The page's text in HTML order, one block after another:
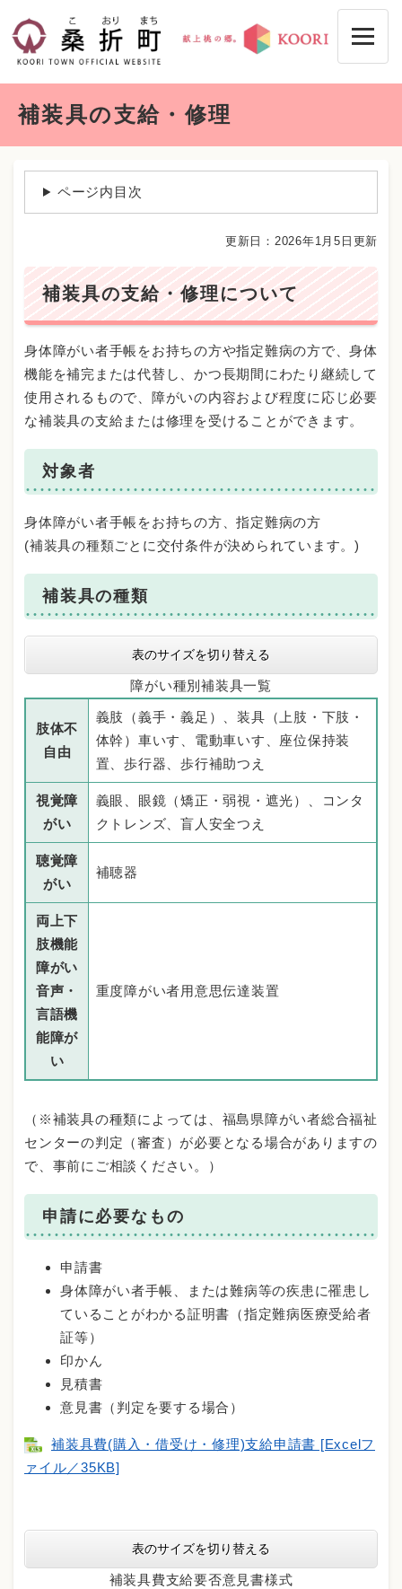
先
補装具の支給・修理
ページ内目次
更新日：2026年1月5日更新
補装具の支給・修理について
身体障がい者手帳をお持ちの方や指定難病の方で、身体
機能を補完または代替し、かつ長期間にわたり継続して
使用されるもので、障がいの内容および程度に応じ必要
な補装具の支給または修理を受けることができます。
対象者
身体障がい者手帳をお持ちの方、指定難病の方
(補装具の種類ごとに交付条件が決められています。)
補装具の種類
表のサイズを切り替える
障がい種別補装具一覧
肢体不
自由
義肢（義手・義足）、装具（上肢・下肢・
体幹）車いす、電動車いす、座位保持装
置、歩行器、歩行補助つえ
視覚障
がい
義眼、眼鏡（矯正・弱視・遮光）、コンタ
クトレンズ、盲人安全つえ
聴覚障
がい
補聴器
両上下
肢機能
障がい
音声・
言語機
能障が
い
重度障がい者用意思伝達装置
（※補装具の種類によっては、福島県障がい者総合福祉
センターの判定（審査）が必要となる場合がありますの
で、事前にご相談ください。）
申請に必要なもの
申請書
身体障がい者手帳、または難病等の疾患に罹患し
ていることがわかる証明書（指定難病医療受給者
証等）
印かん
見積書
意見書（判定を要する場合）
補装具費(購入・借受け・修理)支給申請書 [Excelフ
ァイル／35KB]
表のサイズを切り替える
補装具費支給要否意見書様式